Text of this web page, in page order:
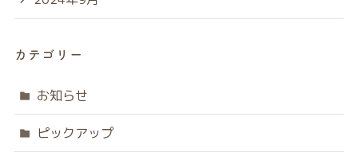
カテゴリー
お知らせ
ピックアップ